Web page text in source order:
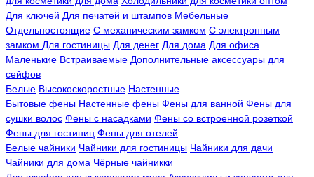
Для ключей Для печатей и штампов Мебельные
Отдельностоящие С механическим замком С электронным
замком Для гостиницы Для денег Для дома Для офиса
Маленькие Встраиваемые Дополнительные аксессуары для
сейфов
Белые Высокоскоростные Настенные
Бытовые фены Настенные фены Фены для ванной Фены для
сушки волос Фены с насадками Фены со встроенной розеткой
Фены для гостиниц Фены для отелей
Белые чайники Чайники для гостиницы Чайники для дачи
Чайники для дома Чёрные чайникки